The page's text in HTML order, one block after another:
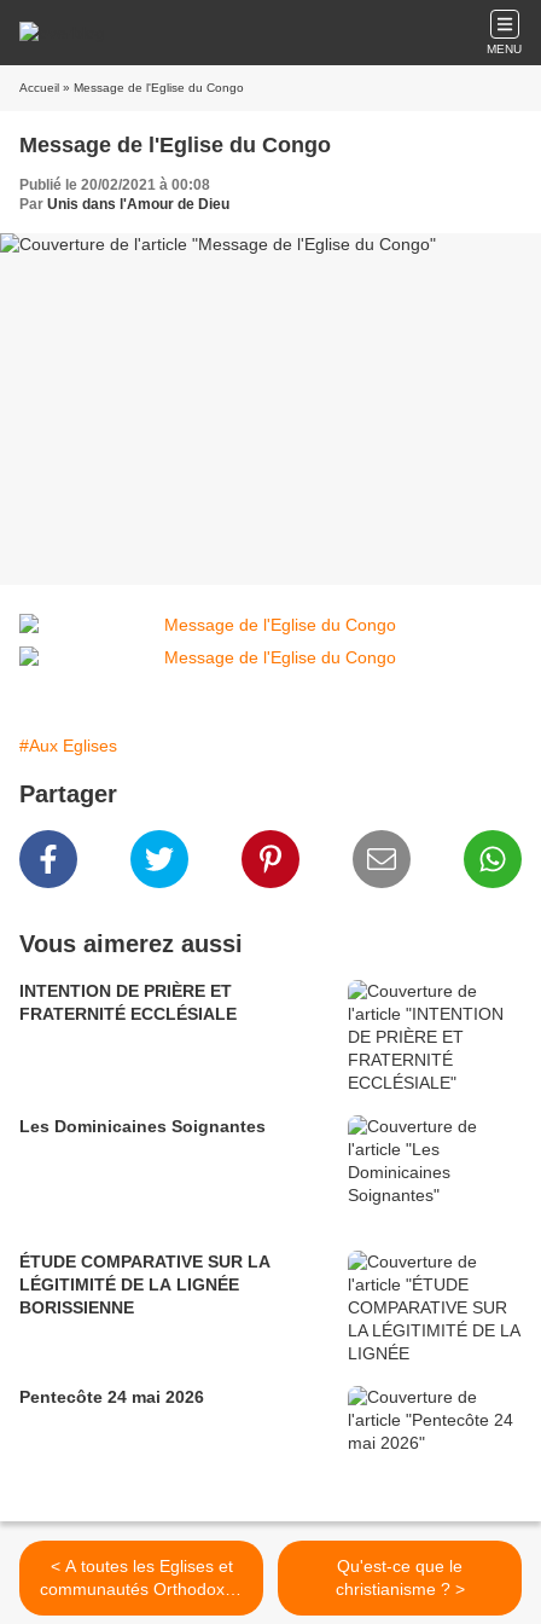
MENU
Accueil » Message de l'Eglise du Congo
Message de l'Eglise du Congo
Publié le 20/02/2021 à 00:08
Par Unis dans l'Amour de Dieu
#Aux Eglises
Partager
Vous aimerez aussi
INTENTION DE PRIÈRE ET
FRATERNITÉ ECCLÉSIALE
Les Dominicaines Soignantes
ÉTUDE COMPARATIVE SUR LA
LÉGITIMITÉ DE LA LIGNÉE
BORISSIENNE
Pentecôte 24 mai 2026
< A toutes les Eglises et
communautés Orthodoxes
non-canoniques
Qu'est-ce que le
christianisme ? >